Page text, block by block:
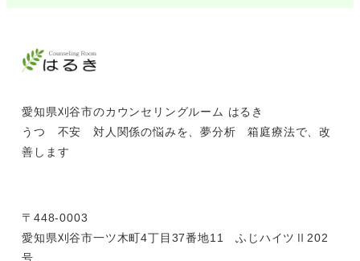
愛知県刈谷市のカウンセリングルーム はるき
うつ 不安 対人関係の悩みを、夢分析 箱庭療法で、改
善します
〒448-0003
愛知県刈谷市一ツ木町4丁目37番地11 ふじハイツⅡ202
号